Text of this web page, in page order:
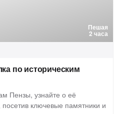
Пешая
2 часа
по историческим
Пензы, узнайте о её
ключевые памятники и